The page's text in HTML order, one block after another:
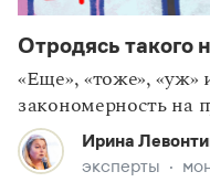
Отродясь такого
«Еще», «тоже», «уж»
закономерность на
Ирина
эксперты